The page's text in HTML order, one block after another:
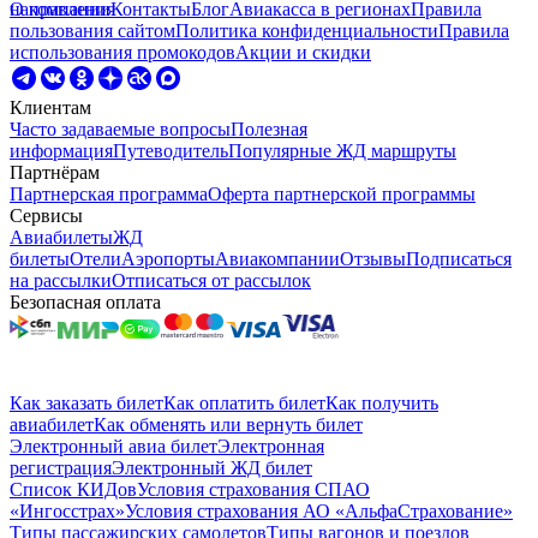
направления
О компанииКонтактыБлогАвиакасса в регионахПравила
пользования сайтомПолитика конфиденциальностиПравила
использования промокодовАкции и скидки
Клиентам
Часто задаваемые вопросыПолезная
информацияПутеводительПопулярные ЖД маршруты
Партнёрам
Партнерская программаОферта партнерской программы
Сервисы
АвиабилетыЖД
билетыОтелиАэропортыАвиакомпанииОтзывыПодписаться
на рассылкиОтписаться от рассылок
Безопасная оплата
Как заказать билетКак оплатить билетКак получить
авиабилетКак обменять или вернуть билет
Электронный авиа билетЭлектронная
регистрацияЭлектронный ЖД билет
Список КИДовУсловия страхования СПАО
«Ингосстрах»Условия страхования АО «АльфаСтрахование»
Типы пассажирских самолетовТипы вагонов и поездов